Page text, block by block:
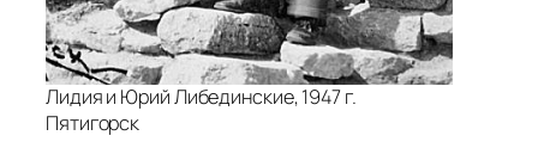
Лидия и Юрий Либединские, 1947 г.
Пятигорск